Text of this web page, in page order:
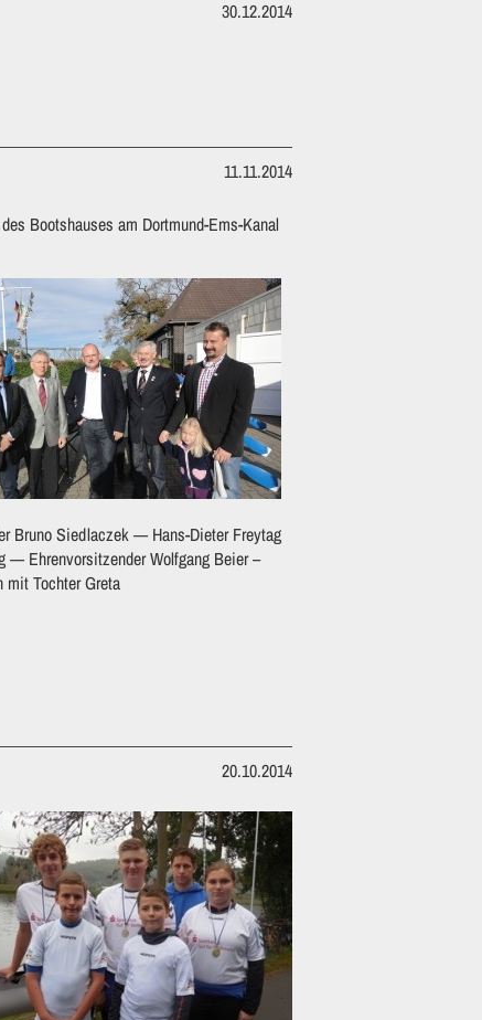
30.12.2014
11.11.2014
Bootshauses am Dortmund-Ems-Kanal
Bruno Siedlaczek — Hans-Dieter Freytag
Ehrenvorsitzender Wolfgang Beier –
mit Tochter Greta
20.10.2014